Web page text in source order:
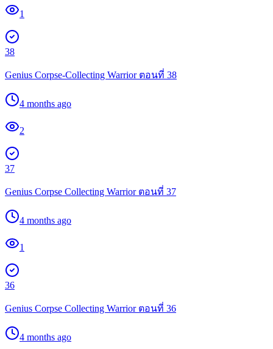
1
38
Genius Corpse-Collecting Warrior ตอนที่ 38
4 months ago
2
37
Genius Corpse Collecting Warrior ตอนที่ 37
4 months ago
1
36
Genius Corpse Collecting Warrior ตอนที่ 36
4 months ago